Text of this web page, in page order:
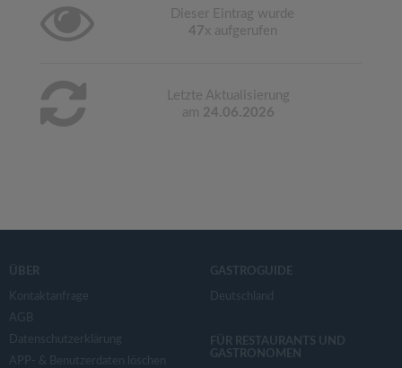
Dieser Eintrag wurde
47x aufgerufen
Letzte Aktualisierung
am 24.06.2026
ÜBER
Kontaktanfrage
AGB
Datenschutzerklärung
APP- & Benutzerdaten löschen
GASTROGUIDE
Deutschland
FÜR RESTAURANTS UND
GASTRONOMEN